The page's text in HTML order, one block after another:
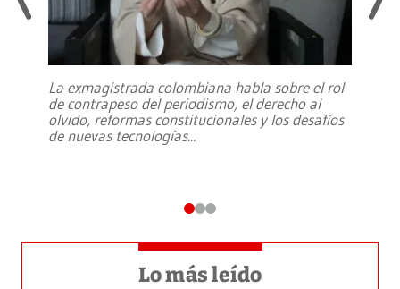
La exmagistrada colombiana habla sobre el rol
de contrapeso del periodismo, el derecho al
olvido, reformas constitucionales y los desafíos
de nuevas tecnologías...
Lo más leído